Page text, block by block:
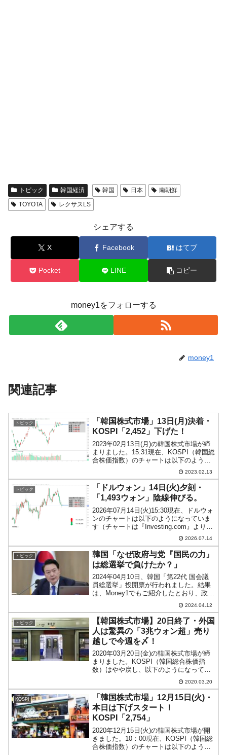
トピック 韓国経済 韓国 日本
南朝鮮
TOYOTA
レクサスLS
シェアする
X Facebook はてブ
Pocket LINE コピー
money1をフォローする
money1
関連記事
トピック
「韓国株式市場」13日(月)決着・
KOSPI「2,452」下げた！
2023年02月13日(月)の韓国株式市場が締
まりました。15:31現在、KOSPI（韓国総
合株価指数）のチャートは以下のように
『Investing.com』より引用）。陰線が長
くなりました。安値は「2,440」まで...
2023.02.13
トピック
「ドルウォン」14日(火)夕刻・
「1,493ウォン」陰線伸びる。
2026年07月14日(火)15:30現在、ドルウォ
ンのチャートは以下のようになっていま
す（チャートは『Investing.com』より引
用）。陰線が伸びています。現在のとこ
ろ「1ドル＝1,493ウォン」近辺の攻防と
なっています。ローソク足...
2026.07.14
トピック
韓国「なぜ政府与党『国民の力』
は総選挙で負けたか？」
2024年04月10日、韓国「第22代 国会議
員総選挙」投開票が行われました。結果
は、Money1でもご紹介したとおり、政府
与党『国民の力』の勢力が弱くなるとい
う大惨敗でした。ただし、韓国メディア
（また日本メディアでも）は大惨敗とい
っていま...
2024.04.12
トピック
【韓国株式市場】20日終了・外国
人は驚異の「3兆ウォン超」売り
越しで今週を〆！
2020年03月20日(金)の韓国株式市場が締
まりました。KOSPI（韓国総合株価指
数）はやや戻し、以下のようになってい
ます。「1,600」までは戻りませんでした
が、やっと下げ止まったというところで
しょうか。当局も注目している外国人投
資家の...
2020.03.20
KOSPI
「韓国株式市場」12月15日(火)・
本日は下げスタート！
KOSPI「2,754」
2020年12月15日(火)の韓国株式市場が開
きました。10：00現在、KOSPI（韓国総
合株価指数）のチャートは以下のように